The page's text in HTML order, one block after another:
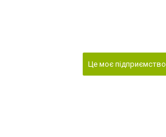
Це моє підприємство